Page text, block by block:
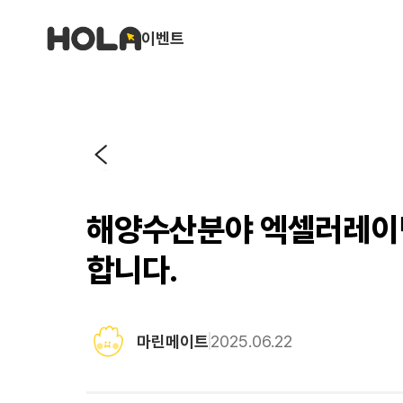
이벤트
해양수산분야 엑셀러레
합니다.
마린메이트2025.06.22